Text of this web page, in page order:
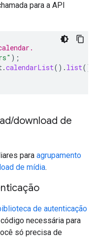
para a API
);
.calendarList(). list().
download de
para agrupamento
de mídia.
de autenticação
necessária para
só precisa de